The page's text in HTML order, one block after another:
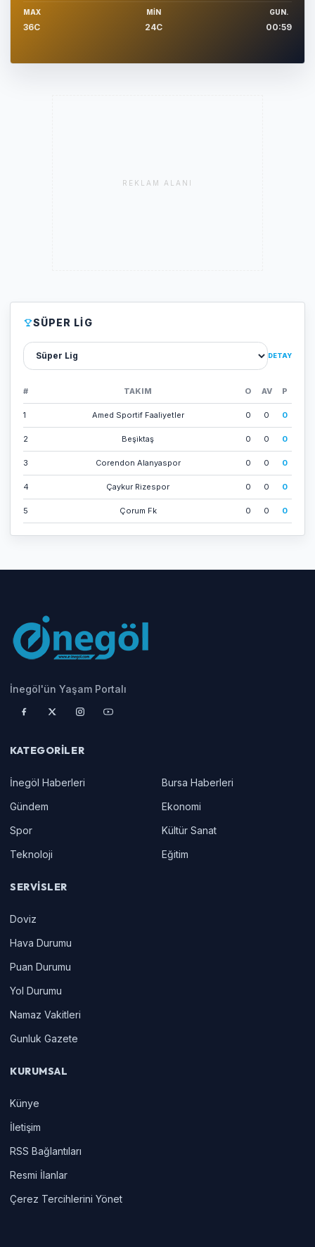
MAX
36C
MIN
24C
GUN.
00:59
REKLAM ALANI
SÜPER LIG
Lig sec DETAY
# TAKIM O AV P
1 Amed Sporti̇f Faali̇yetler 0 0 0
2 Beşi̇ktaş 0 0 0
3 Corendon Alanyaspor 0 0 0
4 Çaykur Ri̇zespor 0 0 0
5 Çorum Fk 0 0 0
İnegöl'ün Yaşam Portalı
KATEGORILER
İnegöl Haberleri
Bursa Haberleri
Gündem
Ekonomi
Spor
Kültür Sanat
Teknoloji
Eğitim
SERVISLER
Doviz
Hava Durumu
Puan Durumu
Yol Durumu
Namaz Vakitleri
Gunluk Gazete
KURUMSAL
Künye
İletişim
RSS Bağlantıları
Resmi İlanlar
Çerez Tercihlerini Yönet